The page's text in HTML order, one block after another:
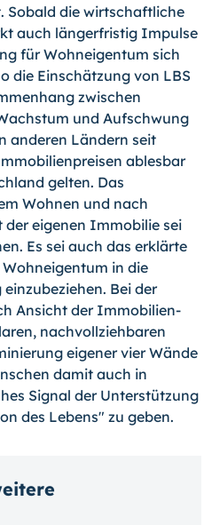
Sobald die wirtschaftliche
auch längerfristig Impulse
für Wohneigentum sich
die Einschätzung von LBS
zwischen
und Aufschwung
anderen Ländern seit
ablesbar
gelten. Das
Wohnen und nach
eigenen Immobilie sei
Es sei auch das erklärte
in die
Bei der
Ansicht der Immobilien-
nachvollziehbaren
eigener vier Wände
damit auch in
Signal der Unterstützung
des Lebens" zu geben.